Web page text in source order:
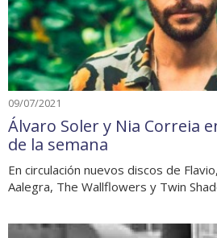
09/07/2021
Álvaro Soler y Nia Correia
de la semana
En circulación nuevos discos de
Aalegra, The Wallflowers y Twin